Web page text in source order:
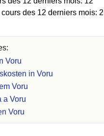
des 12 derniers mois: 2
Voru
in Voru
Voru
a Voru
Voru